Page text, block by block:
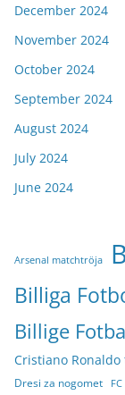
December 2024
November 2024
October 2024
September 2024
August 2024
July 2024
June 2024
Arsenal matchtröja
Billiga
Billige
Cristiano Ronaldo
Dresi za nogomet